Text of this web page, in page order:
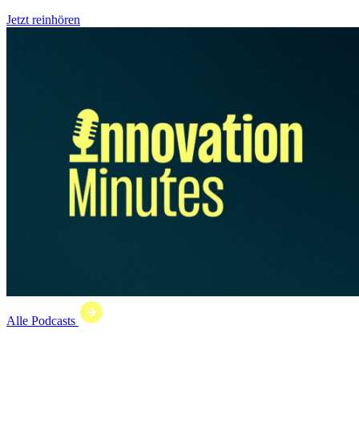
Jetzt reinhören
Alle Podcasts